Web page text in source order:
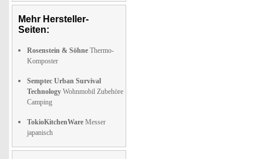
Mehr Hersteller-
Seiten:
Rosenstein & Söhne Thermo-
Komposter
Semptec Urban Survival
Technology Wohnmobil Zubehöre
Camping
TokioKitchenWare Messer
japanisch